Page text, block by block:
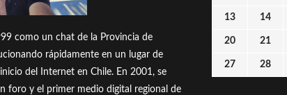
como un chat de la Provincia de
rápidamente en un lugar de
del Internet en Chile. En 2001, se
foro y el primer medio digital regional de
13 14
20 21
27 28